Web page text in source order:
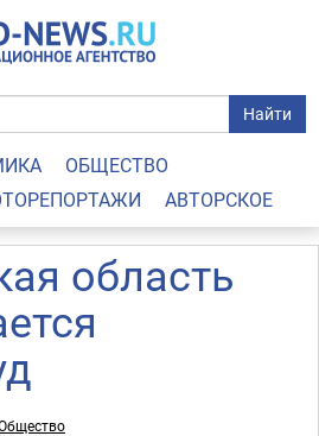
Найти
ОБЩЕСТВО
АВТОРСКОЕ
область